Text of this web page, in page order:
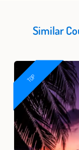
Similar
TOP